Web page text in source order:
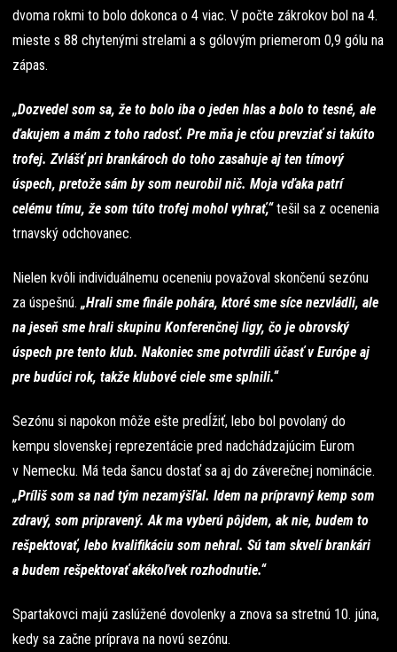
dvoma rokmi to bolo dokonca o 4 viac. V počte zákrokov bol na 4.
mieste s 88 chytenými strelami a s gólovým priemerom 0,9 gólu na
zápas.
„Dozvedel som sa, že to bolo iba o jeden hlas a bolo to tesné, ale
ďakujem a mám z toho radosť. Pre mňa je cťou prevziať si takúto
trofej. Zvlášť pri brankároch do toho zasahuje aj ten tímový
úspech, pretože sám by som neurobil nič. Moja vďaka patrí
celému tímu, že som túto trofej mohol vyhrať,“tešil sa z ocenenia
trnavský odchovanec.
Nielen kvôli individuálnemu oceneniu považoval skončenú sezónu
za úspešnú. „Hrali sme finále pohára, ktoré sme síce nezvládli, ale
na jeseň sme hrali skupinu Konferenčnej ligy, čo je obrovský
úspech pre tento klub. Nakoniec sme potvrdili účasť v Európe aj
pre budúci rok, takže klubové ciele sme splnili.“
Sezónu si napokon môže ešte predĺžiť, lebo bol povolaný do
kempu slovenskej reprezentácie pred nadchádzajúcim Eurom
v Nemecku. Má teda šancu dostať sa aj do záverečnej nominácie.
„Príliš som sa nad tým nezamýšľal. Idem na prípravný kemp som
zdravý, som pripravený. Ak ma vyberú pôjdem, ak nie, budem to
rešpektovať, lebo kvalifikáciu som nehral. Sú tam skvelí brankári
a budem rešpektovať akékoľvek rozhodnutie.“
Spartakovci majú zaslúžené dovolenky a znova sa stretnú 10. júna,
kedy sa začne príprava na novú sezónu.